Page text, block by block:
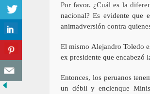
Por favor. ¿Cuál es la
nacional? Es evidente que
animadversión contra
El mismo Alejandro Toledo
ex presidente que
Entonces, los peruanos
un débil y enclenque